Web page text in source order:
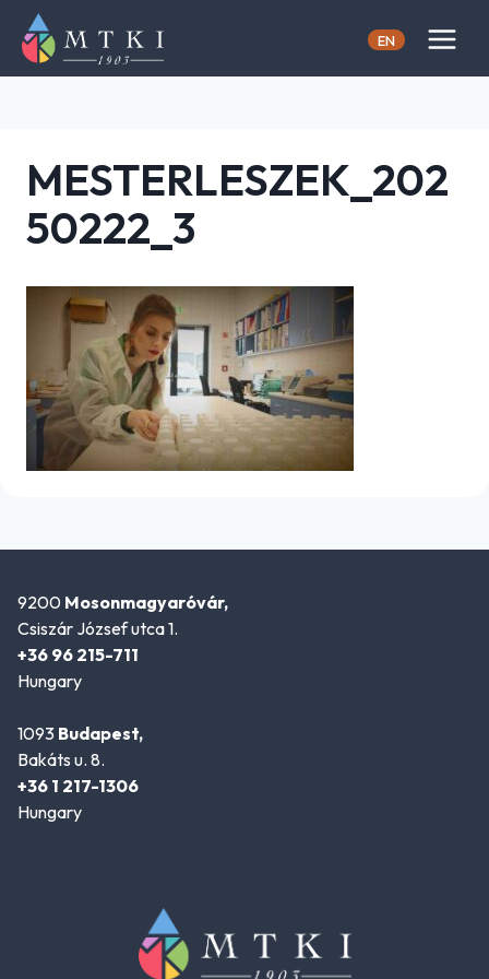
content
EN
MESTERLESZEK_202
50222_3
9200 Mosonmagyaróvár,
Csiszár József utca 1.
+36 96 215-711
Hungary
1093 Budapest,
Bakáts u. 8.
+36 1 217-1306
Hungary